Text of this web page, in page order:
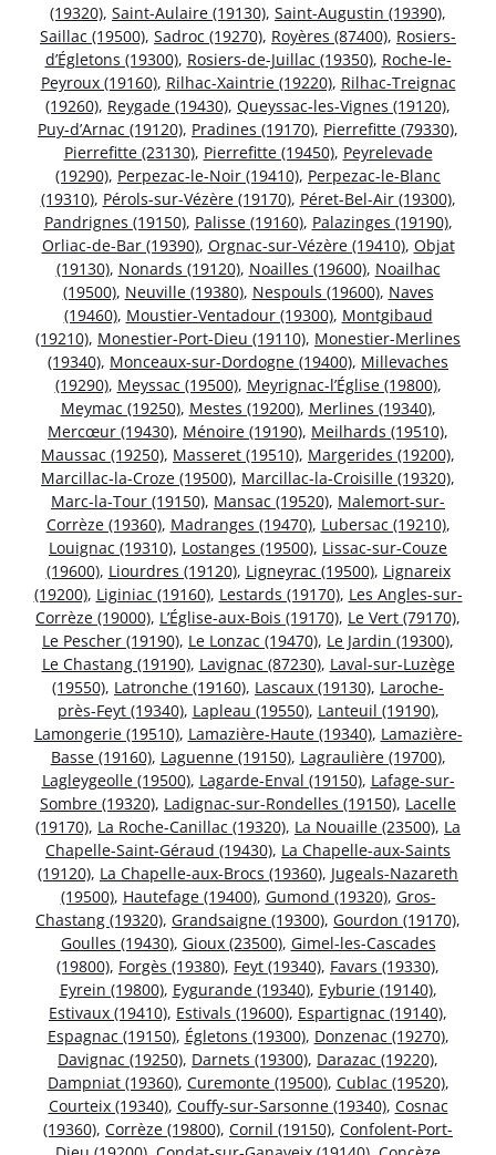
(19320), Saint-Aulaire (19130), Saint-Augustin (19390),
Saillac (19500), Sadroc (19270), Royères (87400), Rosiers-
d’Égletons (19300), Rosiers-de-Juillac (19350), Roche-le-
Peyroux (19160), Rilhac-Xaintrie (19220), Rilhac-Treignac
(19260), Reygade (19430), Queyssac-les-Vignes (19120),
Puy-d’Arnac (19120), Pradines (19170), Pierrefitte (79330),
Pierrefitte (23130), Pierrefitte (19450), Peyrelevade
(19290), Perpezac-le-Noir (19410), Perpezac-le-Blanc
(19310), Pérols-sur-Vézère (19170), Péret-Bel-Air (19300),
Pandrignes (19150), Palisse (19160), Palazinges (19190),
Orliac-de-Bar (19390), Orgnac-sur-Vézère (19410), Objat
(19130), Nonards (19120), Noailles (19600), Noailhac
(19500), Neuville (19380), Nespouls (19600), Naves
(19460), Moustier-Ventadour (19300), Montgibaud
(19210), Monestier-Port-Dieu (19110), Monestier-Merlines
(19340), Monceaux-sur-Dordogne (19400), Millevaches
(19290), Meyssac (19500), Meyrignac-l’Église (19800),
Meymac (19250), Mestes (19200), Merlines (19340),
Mercœur (19430), Ménoire (19190), Meilhards (19510),
Maussac (19250), Masseret (19510), Margerides (19200),
Marcillac-la-Croze (19500), Marcillac-la-Croisille (19320),
Marc-la-Tour (19150), Mansac (19520), Malemort-sur-
Corrèze (19360), Madranges (19470), Lubersac (19210),
Louignac (19310), Lostanges (19500), Lissac-sur-Couze
(19600), Liourdres (19120), Ligneyrac (19500), Lignareix
(19200), Liginiac (19160), Lestards (19170), Les Angles-sur-
Corrèze (19000), L’Église-aux-Bois (19170), Le Vert (79170),
Le Pescher (19190), Le Lonzac (19470), Le Jardin (19300),
Le Chastang (19190), Lavignac (87230), Laval-sur-Luzège
(19550), Latronche (19160), Lascaux (19130), Laroche-
près-Feyt (19340), Lapleau (19550), Lanteuil (19190),
Lamongerie (19510), Lamazière-Haute (19340), Lamazière-
Basse (19160), Laguenne (19150), Lagraulière (19700),
Lagleygeolle (19500), Lagarde-Enval (19150), Lafage-sur-
Sombre (19320), Ladignac-sur-Rondelles (19150), Lacelle
(19170), La Roche-Canillac (19320), La Nouaille (23500), La
Chapelle-Saint-Géraud (19430), La Chapelle-aux-Saints
(19120), La Chapelle-aux-Brocs (19360), Jugeals-Nazareth
(19500), Hautefage (19400), Gumond (19320), Gros-
Chastang (19320), Grandsaigne (19300), Gourdon (19170),
Goulles (19430), Gioux (23500), Gimel-les-Cascades
(19800), Forgès (19380), Feyt (19340), Favars (19330),
Eyrein (19800), Eygurande (19340), Eyburie (19140),
Estivaux (19410), Estivals (19600), Espartignac (19140),
Espagnac (19150), Égletons (19300), Donzenac (19270),
Davignac (19250), Darnets (19300), Darazac (19220),
Dampniat (19360), Curemonte (19500), Cublac (19520),
Courteix (19340), Couffy-sur-Sarsonne (19340), Cosnac
(19360), Corrèze (19800), Cornil (19150), Confolent-Port-